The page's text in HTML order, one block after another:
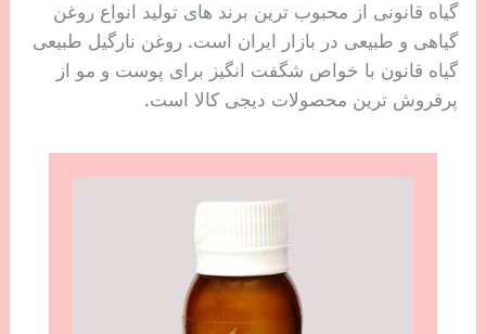
گیاه قانونی از محبوب ترین برند های تولید انواع روغن
گیاهی و طبیعی در بازار ایران است. روغن نارگیل طبیعی
گیاه قانون با خواص شگفت انگیز برای پوست و مو از
پرفروش ترین محصولات دیجی کالا است.